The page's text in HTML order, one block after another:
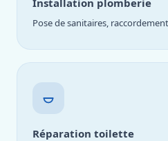
Installation plomberie
Pose de sanitaires,
Réparation toilette